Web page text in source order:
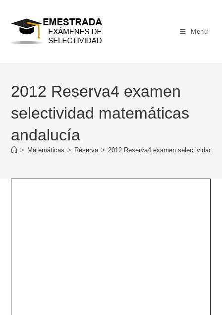
contenido
Menú
2012 Reserva4 examen
selectividad matemáticas
andalucía
> Matemáticas > Reserva > 2012 Reserva4 examen selectividad